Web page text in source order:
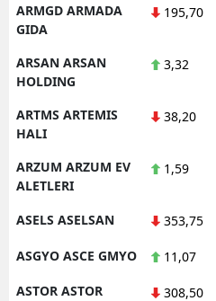
ARMGD ARMADA
GIDA
195,70
ARSAN ARSAN
HOLDING
3,32
ARTMS ARTEMIS
HALI
38,20
ARZUM ARZUM EV
ALETLERI
1,59
ASELS ASELSAN 353,75
ASGYO ASCE GMYO 11,07
ASTOR ASTOR
308,50